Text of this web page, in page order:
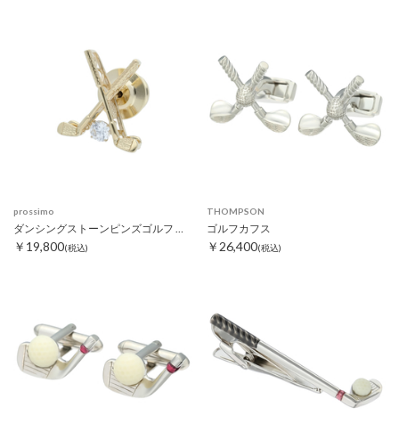
prossimo
ダンシングストーンピンズゴルフ ゴールド
￥19,800(税込)
THOMPSON
ゴルフカフス
￥26,400(税込)